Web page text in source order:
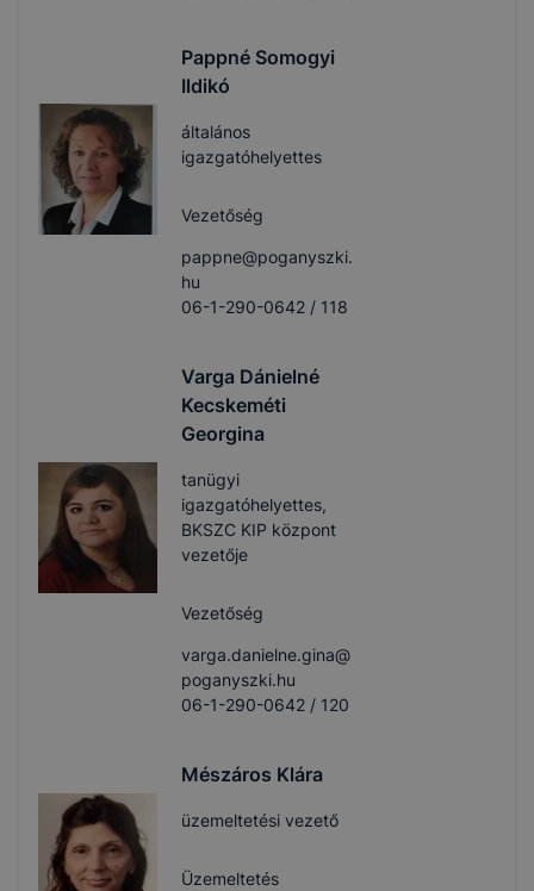
Pappné Somogyi
Ildikó
általános
igazgatóhelyettes
Vezetőség
pappne@poganyszki.
hu
06-1-290-0642 / 118
Varga Dánielné
Kecskeméti
Georgina
tanügyi
igazgatóhelyettes,
BKSZC KIP központ
vezetője
Vezetőség
varga.danielne.gina@
poganyszki.hu
06-1-290-0642 / 120
Mészáros Klára
üzemeltetési vezető
Üzemeltetés